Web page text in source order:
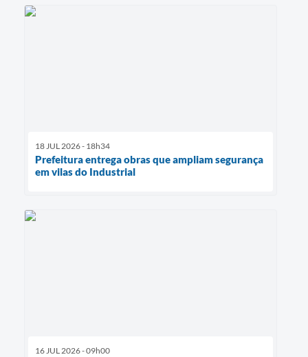
18 JUL 2026 - 18h34
Prefeitura entrega obras que ampliam segurança
em vilas do Industrial
16 JUL 2026 - 09h00